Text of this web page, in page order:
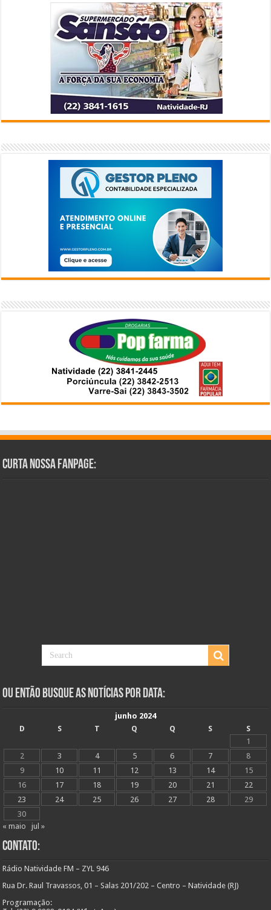
Curta Nossa Fanpage:
Ou Então Busque as Notícias Por Data:
junho 2024
D
S T Q Q S
S
1
2
3 4 5 6 7
8
9
10 11 12 13 14
15
16
17 18 19 20 21
22
23
24 25 26 27 28
29
30
« maio
jul »
Contato:
Rádio Natividade FM – ZYL 946
Rua Dr. Raul Travassos, 01 – Salas 201/202 – Centro – Natividade (RJ)
Programação: